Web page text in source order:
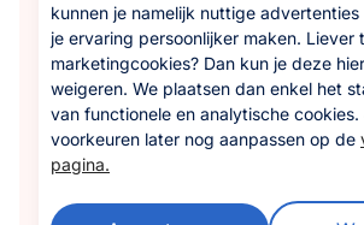
Frozen shoulder
met lasertherapie
Een frozen shoulder behandelen
proces zijn, vooral omdat de
fases ontwikkelen en vaak lang
kunnen je namelijk nuttige
je ervaring persoonlijker maken. Liever
marketingcookies? Dan kun je deze
weigeren. We plaatsen dan enkel het
van functionele en analytische
voorkeuren later nog aanpassen op de
pagina.